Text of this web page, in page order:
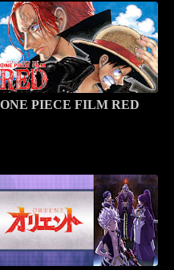
ONE PIECE FILM RED